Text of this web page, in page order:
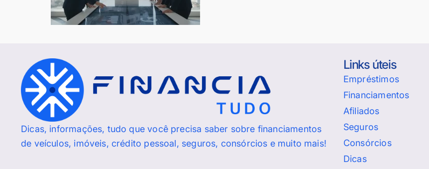
Dicas, informações, tudo que você precisa saber sobre financiamentos
de veículos, imóveis, crédito pessoal, seguros, consórcios e muito mais!
Links úteis
Empréstimos
Financiamentos
Afiliados
Seguros
Consórcios
Dicas